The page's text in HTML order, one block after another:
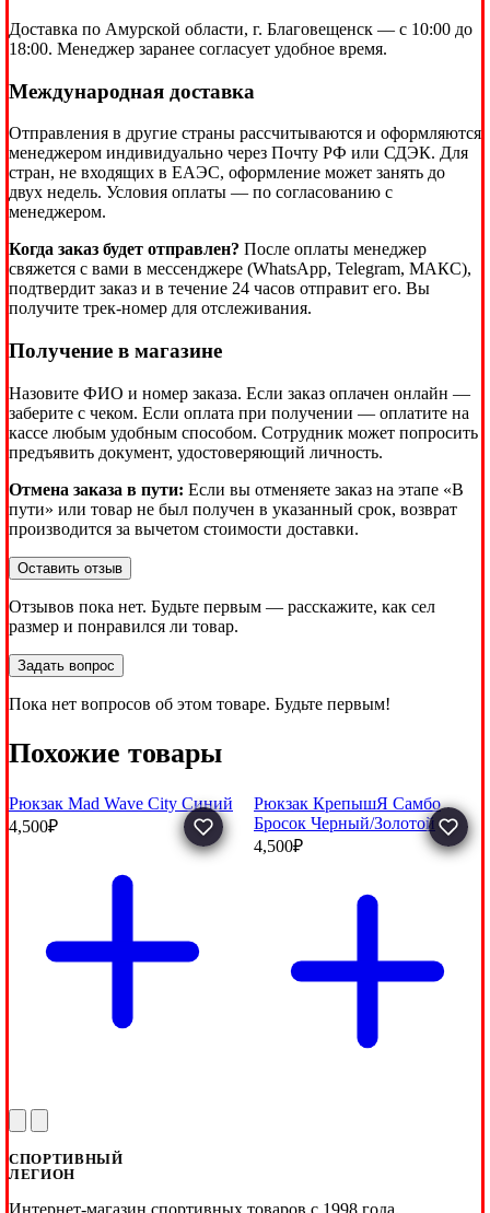
Доставка по Амурской области, г. Благовещенск — с 10:00 до
18:00. Менеджер заранее согласует удобное время.
Международная доставка
Отправления в другие страны рассчитываются и оформляются
менеджером индивидуально через Почту РФ или СДЭК. Для
стран, не входящих в ЕАЭС, оформление может занять до
двух недель. Условия оплаты — по согласованию с
менеджером.
Когда заказ будет отправлен? После оплаты менеджер
свяжется с вами в мессенджере (WhatsApp, Telegram, МАКС),
подтвердит заказ и в течение 24 часов отправит его. Вы
получите трек-номер для отслеживания.
Получение в магазине
Назовите ФИО и номер заказа. Если заказ оплачен онлайн —
заберите с чеком. Если оплата при получении — оплатите на
кассе любым удобным способом. Сотрудник может попросить
предъявить документ, удостоверяющий личность.
Отмена заказа в пути: Если вы отменяете заказ на этапе «В
пути» или товар не был получен в указанный срок, возврат
производится за вычетом стоимости доставки.
Оставить отзыв
Отзывов пока нет. Будьте первым — расскажите, как сел
размер и понравился ли товар.
Задать вопрос
Пока нет вопросов об этом товаре. Будьте первым!
Похожие товары
Рюкзак Mad Wave City Синий
4,500₽
Рюкзак КрепышЯ Самбо
Бросок Черный/Золотой
4,500₽
СПОРТИВНЫЙ
ЛЕГИОН
Интернет-магазин спортивных товаров с 1998 года.